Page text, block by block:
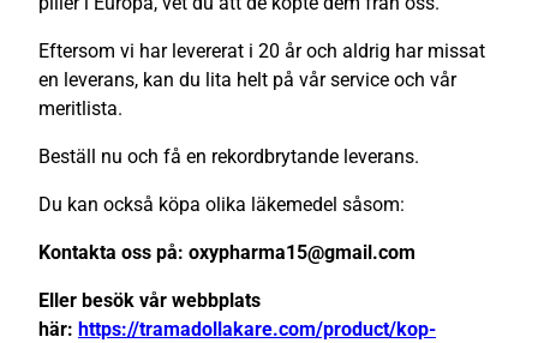
Eftersom vi har levererat i 20 år och aldrig har missat
en leverans, kan du lita helt på vår service och vår
meritlista.
Beställ nu och få en rekordbrytande leverans.
Du kan också köpa olika läkemedel såsom:
Kontakta oss på: oxypharma15@gmail.com
Eller besök vår webbplats
här: https://tramadollakare.com/product/kop-